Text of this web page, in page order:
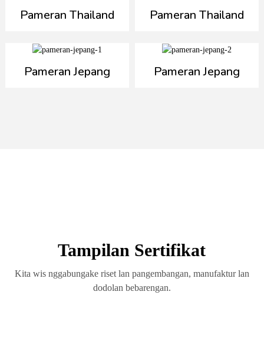
Pameran Thailand Pameran Thailand
Pameran Jepang Pameran Jepang
Tampilan Sertifikat
Kita wis nggabungake riset lan pangembangan, manufaktur lan
dodolan bebarengan.